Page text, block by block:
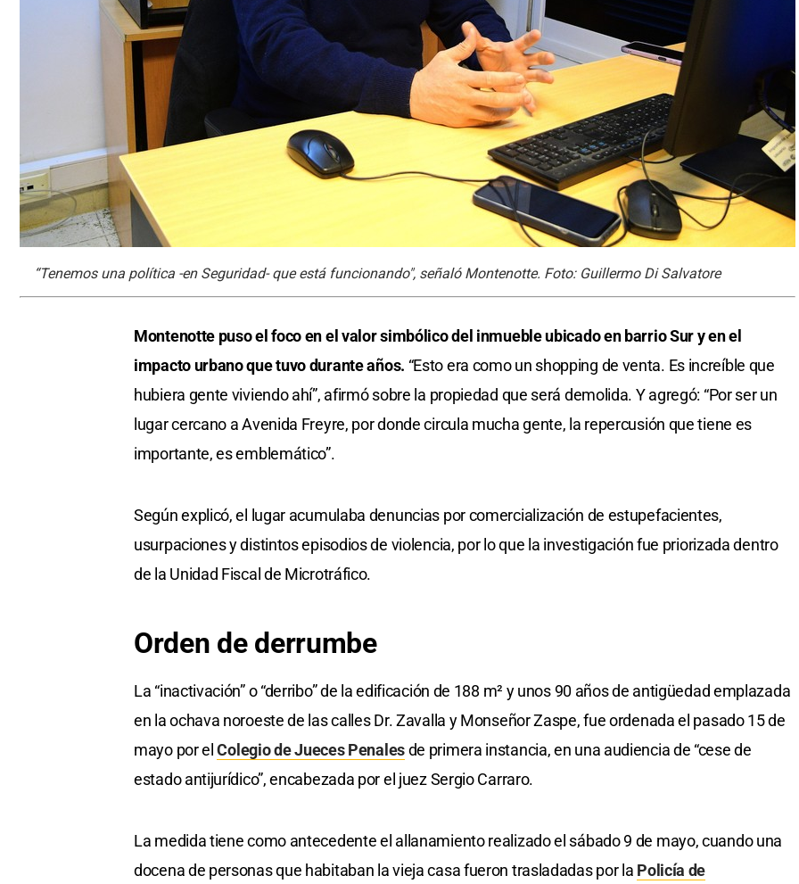
“Tenemos una política -en Seguridad- que está funcionando", señaló Montenotte. Foto: Guillermo Di Salvatore
Montenotte puso el foco en el valor simbólico del inmueble ubicado en barrio Sur y en el
impacto urbano que tuvo durante años. “Esto era como un shopping de venta. Es increíble que
hubiera gente viviendo ahí”, afirmó sobre la propiedad que será demolida. Y agregó: “Por ser un
lugar cercano a Avenida Freyre, por donde circula mucha gente, la repercusión que tiene es
importante, es emblemático”.
Según explicó, el lugar acumulaba denuncias por comercialización de estupefacientes,
usurpaciones y distintos episodios de violencia, por lo que la investigación fue priorizada dentro
de la Unidad Fiscal de Microtráfico.
Orden de derrumbe
La “inactivación” o “derribo” de la edificación de 188 m² y unos 90 años de antigüedad emplazada
en la ochava noroeste de las calles Dr. Zavalla y Monseñor Zaspe, fue ordenada el pasado 15 de
mayo por elColegio de Jueces Penalesde primera instancia, en una audiencia de “cese de
estado antijurídico”, encabezada por el juez Sergio Carraro.
La medida tiene como antecedente el allanamiento realizado el sábado 9 de mayo, cuando una
docena de personas que habitaban la vieja casa fueron trasladadas por la Policía de